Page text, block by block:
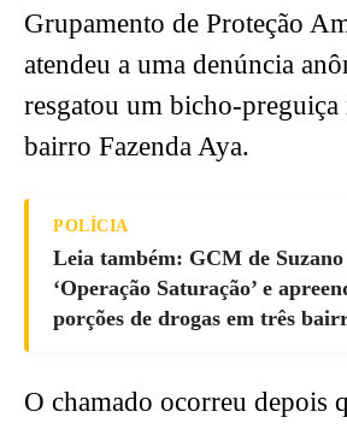
Grupamento de Proteção
atendeu a uma denúncia
resgatou um bicho-preguiça
bairro Fazenda Aya.
POLÍCIA
Leia também: GCM de
‘Operação Saturação’ e
porções de drogas em três
O chamado ocorreu depois